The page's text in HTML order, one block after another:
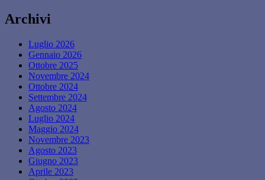
Archivi
Luglio 2026
Gennaio 2026
Ottobre 2025
Novembre 2024
Ottobre 2024
Settembre 2024
Agosto 2024
Luglio 2024
Maggio 2024
Novembre 2023
Agosto 2023
Giugno 2023
Aprile 2023